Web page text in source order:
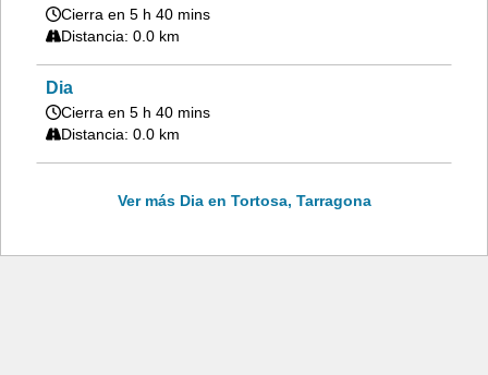
Cierra en 5 h 40 mins
Distancia: 0.0 km
Dia
Cierra en 5 h 40 mins
Distancia: 0.0 km
Ver más Dia en Tortosa, Tarragona